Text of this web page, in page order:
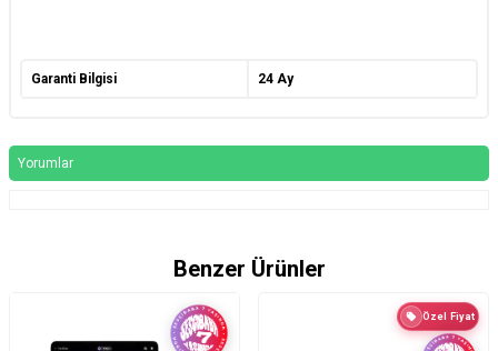
Garanti Bilgisi 24 Ay
Yorumlar
Benzer Ürünler
Özel Fiyat